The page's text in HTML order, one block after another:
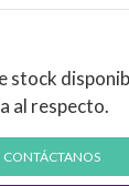
stock
al respecto.
CONTÁCTANOS